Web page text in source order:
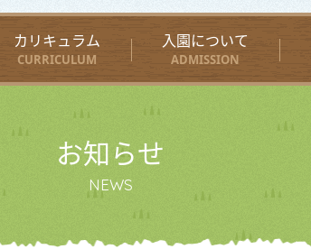
カリキュラム
CURRICULUM
入園について
ADMISSION
お知らせ
NEWS